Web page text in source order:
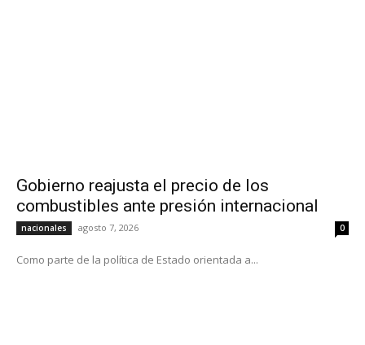
Gobierno reajusta el precio de los
combustibles ante presión internacional
nacionales agosto 7, 2026 0
Como parte de la política de Estado orientada a...